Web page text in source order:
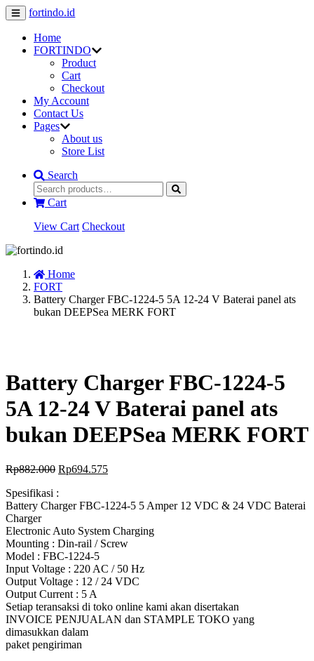
fortindo.id
Home
FORTINDO
Product
Cart
Checkout
My Account
Contact Us
Pages
About us
Store List
Search
Cart
View Cart Checkout
Home
FORT
Battery Charger FBC-1224-5 5A 12-24 V Baterai panel ats
bukan DEEPSea MERK FORT
Battery Charger FBC-1224-5
5A 12-24 V Baterai panel ats
bukan DEEPSea MERK FORT
Rp882.000 Rp694.575
Spesifikasi :
Battery Charger FBC-1224-5 5 Amper 12 VDC & 24 VDC Baterai
Charger
Electronic Auto System Charging
Mounting : Din-rail / Screw
Model : FBC-1224-5
Input Voltage : 220 AC / 50 Hz
Output Voltage : 12 / 24 VDC
Output Current : 5 A
Setiap teransaksi di toko online kami akan disertakan
INVOICE PENJUALAN dan STAMPLE TOKO yang
dimasukkan dalam
paket pengiriman